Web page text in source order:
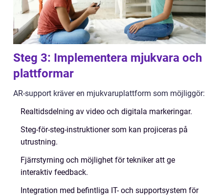
Steg 3: Implementera mjukvara och
plattformar
AR-support kräver en mjukvaruplattform som möjliggör:
Realtidsdelning av video och digitala markeringar.
Steg-för-steg-instruktioner som kan projiceras på
utrustning.
Fjärrstyrning och möjlighet för tekniker att ge
interaktiv feedback.
Integration med befintliga IT- och supportsystem för